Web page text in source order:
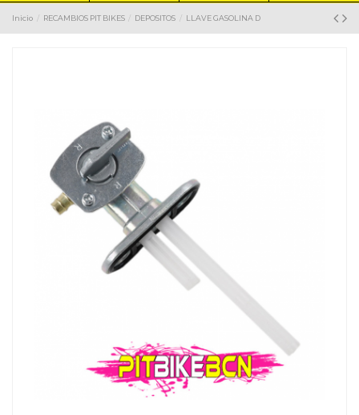
Inicio RECAMBIOS PIT BIKES DEPOSITOS LLAVE GASOLINA D